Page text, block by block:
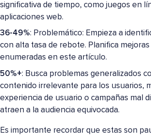
significativa de tiempo, como juegos en
aplicaciones web.
36-49%: Problemático: Empieza a
con alta tasa de rebote. Planifica mejoras
enumeradas en este artículo.
50%+: Busca problemas generalizados
contenido irrelevante para los usuarios,
experiencia de usuario o campañas mal
atraen a la audiencia equivocada.
Es importante recordar que estas son